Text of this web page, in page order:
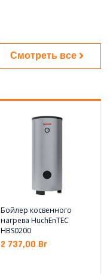
Смотреть все
Бойлер косвенного
нагрева HuchEnTEC
HBS0200
2 737,00 Br